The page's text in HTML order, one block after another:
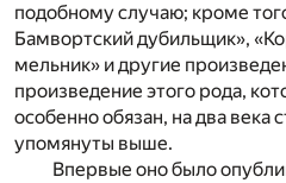
подобному случаю; кроме
Бамвортский дубильщик»,
мельник» и другие
произведение этого рода,
особенно обязан, на два века
упомянуты выше.
Впервые оно было